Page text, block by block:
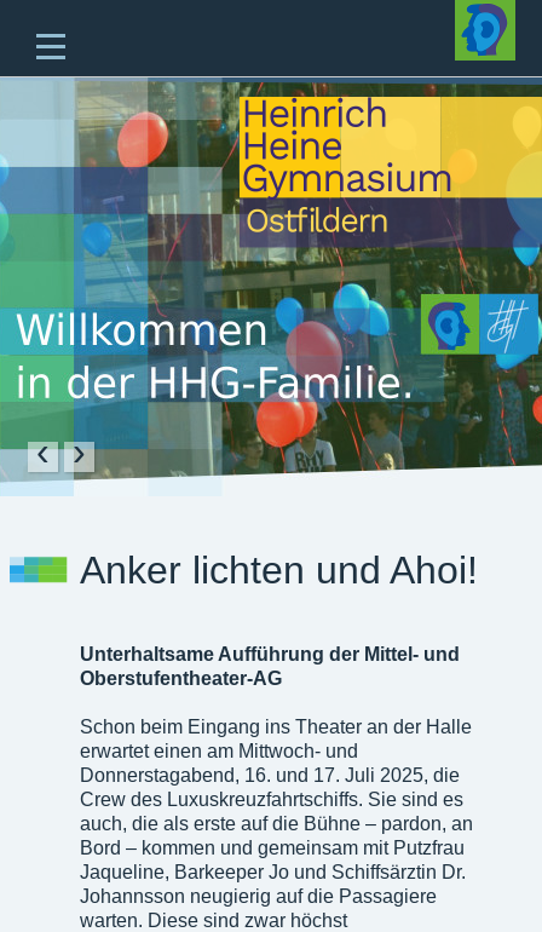
Unsere Schule
Unterricht & Angebote
Zukünftige Fünftklässler
offene Ganztagesschule
Beratung
Schulleben
Service
‹ ›
Anker lichten und Ahoi!
Unterhaltsame Aufführung der Mittel- und
Oberstufentheater-AG
Schon beim Eingang ins Theater an der Halle
erwartet einen am Mittwoch- und
Donnerstagabend, 16. und 17. Juli 2025, die
Crew des Luxuskreuzfahrtschiffs. Sie sind es
auch, die als erste auf die Bühne – pardon, an
Bord – kommen und gemeinsam mit Putzfrau
Jaqueline, Barkeeper Jo und Schiffsärztin Dr.
Johannsson neugierig auf die Passagiere
warten. Diese sind zwar höchst